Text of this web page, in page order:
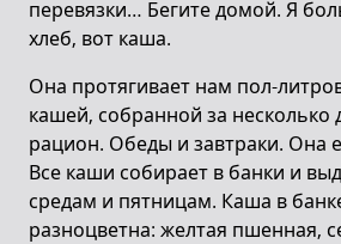
перевязки… Бегите домой. Я
хлеб, вот каша.
Она протягивает нам пол-
кашей, собранной за
рацион. Обеды и завтраки. Она
Все каши собирает в банки и
средам и пятницам. Каша в
разноцветна: желтая пшенная,